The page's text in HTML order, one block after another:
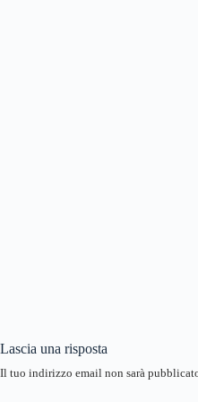
Lascia una risposta
Il tuo indirizzo email non sarà